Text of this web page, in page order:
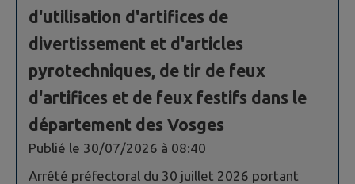
d'utilisation d'artifices de
divertissement et d'articles
pyrotechniques, de tir de feux
d'artifices et de feux festifs dans le
département des Vosges
Publié le 30/07/2026 à 08:40
Arrêté préfectoral du 30 juillet 2026 portant